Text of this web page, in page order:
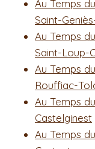
Au Temps
Saint-
Au Temps
Saint-Loup-
Au Temps
Rouffiac-
Au Temps
Castelginest
Au Temps